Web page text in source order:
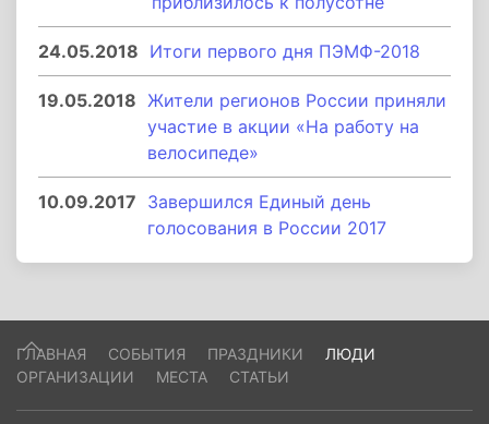
24.05.2018 Итоги первого дня ПЭМФ-2018
19.05.2018 Жители регионов России приняли
участие в акции «На работу на
велосипеде»
10.09.2017 Завершился Единый день
голосования в России 2017
ГЛАВНАЯ СОБЫТИЯ ПРАЗДНИКИ
ЛЮДИ
ОРГАНИЗАЦИИ
МЕСТА СТАТЬИ